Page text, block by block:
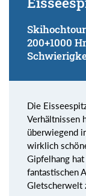
200+1000
Die
Verhältnissen
überwiegend
wirklich
Gipfelhang
fantastischen
Gletscherwelt